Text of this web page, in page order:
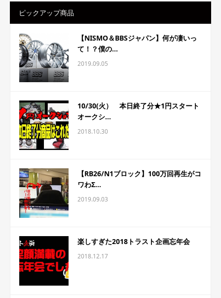
ピックアップ商品
【NISMO＆BBSジャパン】何が凄いっ
て！？僕の...
2019.09.05
10/30(火） 本日終了分★1円スタート
オークシ...
2018.10.30
【RB26/N1ブロック】100万回再生がコ
ワわΣ...
2019.09.03
楽しすぎた2018トラスト企画忘年会
2018.12.17